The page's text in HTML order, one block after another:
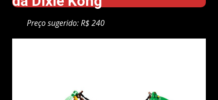
Preço sugerido: R$ 240